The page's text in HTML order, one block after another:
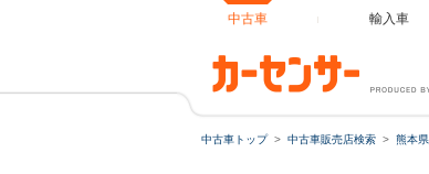
中古車 輸入車
中古車トップ 中古車販売店検索 熊本